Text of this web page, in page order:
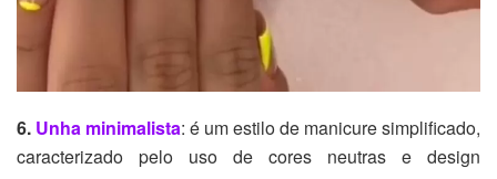
6. Unha minimalista: é um estilo de manicure simplificado,
caracterizado pelo uso de cores neutras e design